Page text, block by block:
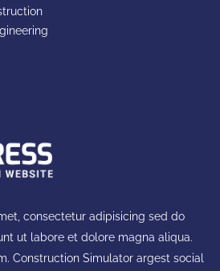
consectetur adipisicing sed do
ut labore et dolore magna aliqua.
Construction Simulator argest social